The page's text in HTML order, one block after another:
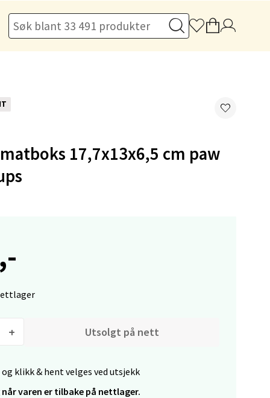
17,7x13x6,5 cm paw
Utsolgt på nett
klikk & hent velges ved utsjekk
når varen er tilbake på nettlager.